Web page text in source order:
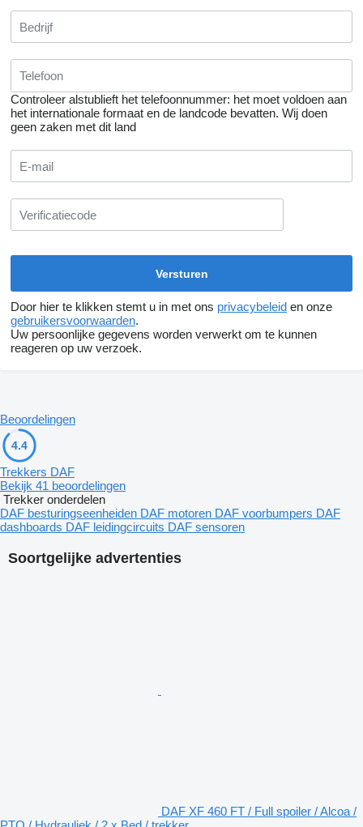
Controleer alstublieft het telefoonnummer: het moet voldoen aan
het internationale formaat en de landcode bevatten. Wij doen
geen zaken met dit land
Door hier te klikken stemt u in met ons privacybeleid en onze
gebruikersvoorwaarden.
Uw persoonlijke gegevens worden verwerkt om te kunnen
reageren op uw verzoek.
Soortgelijke advertenties
DAF XF 460 FT / Full spoiler / Alcoa /
Beoordelingen
4.4
Trekkers DAF
Bekijk 41 beoordelingen
Trekker onderdelen
DAF besturingseenheiden DAF motoren DAF voorbumpers DAF
dashboards DAF leidingcircuits DAF sensoren